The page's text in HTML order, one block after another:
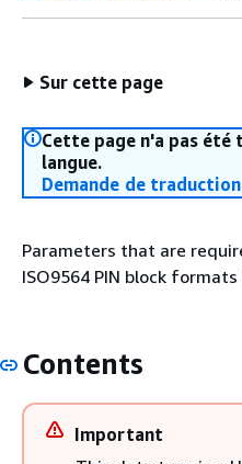
Sur cette page
Cette page n'a pas
langue.
Demande de traduction
Parameters that are
ISO9564 PIN block formats
Contents
Important